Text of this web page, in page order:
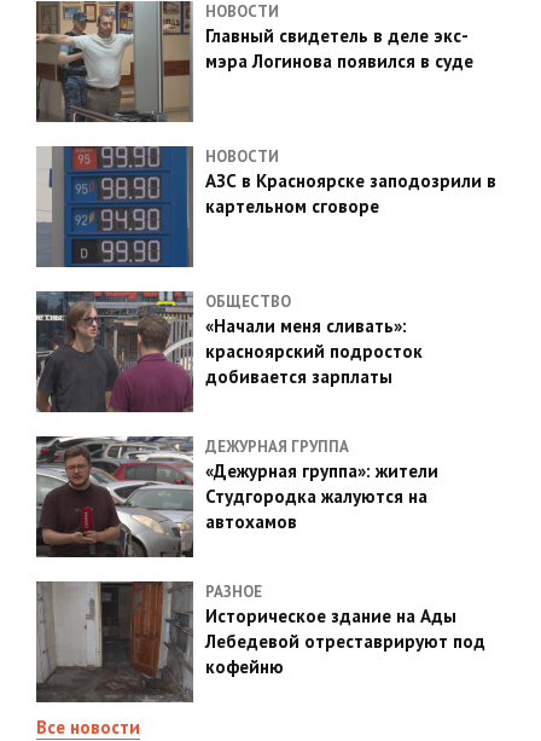
НОВОСТИ
Главный свидетель в деле экс-
мэра Логинова появился в суде
НОВОСТИ
АЗС в Красноярске заподозрили в
картельном сговоре
ОБЩЕСТВО
«Начали меня сливать»:
красноярский подросток
добивается зарплаты
ДЕЖУРНАЯ ГРУППА
«Дежурная группа»: жители
Студгородка жалуются на
автохамов
РАЗНОЕ
Историческое здание на Ады
Лебедевой отреставрируют под
кофейню
Все новости